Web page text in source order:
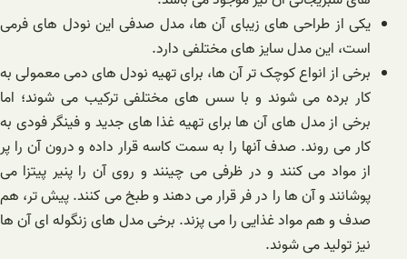
یکی از طراحی های زیبای آن ها، مدل صدفی این نودل های فرمی
است، این مدل سایز های مختلفی دارد.
برخی از انواع کوچک تر آن ها، برای تهیهنودلهای دمی معمولی به
کار برده می شوند و با سس های مختلفی ترکیب می شوند؛ اما
برخی از مدل های آن ها برای تهیه غذا های جدید و فینگر فودی به
کار می روند. صدف آنها را به سمت کاسه قرار داده و درون آن را پر
از مواد می کنند و در ظرفی می چینند و روی آن را پنیر پیتزا می
پوشانند و آن ها را در فر قرار می دهند و طبخ می کنند. پیش تر، هم
صدف و هم مواد غذایی را می پزند. برخی مدل های زنگوله ای آن ها
نیز تولید می شوند.